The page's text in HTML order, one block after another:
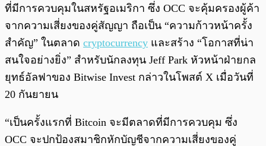
ที่มีการควบคุมในสหรัฐอเมริกา ซึ่ง OCC จะคุ้มครองผู้ค้า
จากความเสี่ยงของคู่สัญญา ถือเป็น “ความก้าวหน้าครั้ง
สำคัญ” ในตลาด cryptocurrency และสร้าง “โอกาสที่น่า
สนใจอย่างยิ่ง” สำหรับนักลงทุน Jeff Park หัวหน้าฝ่ายกล
ยุทธ์อัลฟาของ Bitwise Invest กล่าวในโพสต์ X เมื่อวันที่
20 กันยายน
“เป็นครั้งแรกที่ Bitcoin จะมีตลาดที่มีการควบคุม ซึ่ง
OCC จะปกป้องสมาชิกหักบัญชีจากความเสี่ยงของคู่